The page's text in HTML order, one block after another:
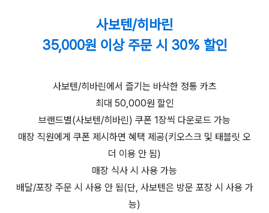
사보텐/히바린
35,000원 이상 주문 시 30% 할인
사보텐/히바린에서 즐기는 바삭한 정통 카츠
최대 50,000원 할인
브랜드별(사보텐/히바린) 쿠폰 1장씩 다운로드 가능
매장 직원에게 쿠폰 제시하면 혜택 제공(키오스크 및 태블릿 오
더 이용 안 됨)
매장 식사 시 사용 가능
배달/포장 주문 시 사용 안 됨(단, 사보텐은 방문 포장 시 사용 가
능)